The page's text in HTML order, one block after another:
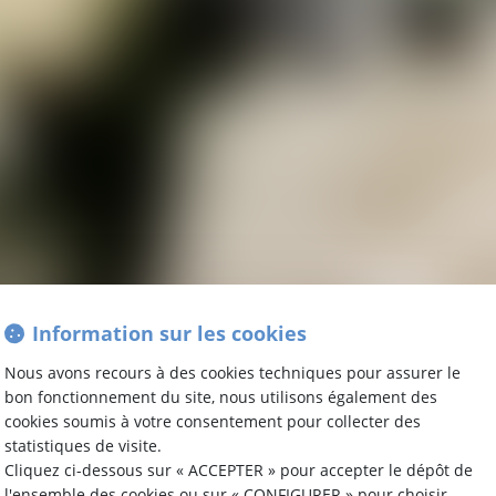
DU
Information sur les cookies
Nous avons recours à des cookies techniques pour assurer le
bon fonctionnement du site, nous utilisons également des
cookies soumis à votre consentement pour collecter des
statistiques de visite.
Cliquez ci-dessous sur « ACCEPTER » pour accepter le dépôt de